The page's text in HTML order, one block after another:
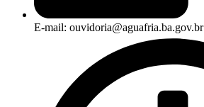
E-mail: ouvidoria@aguafria.ba.gov.br